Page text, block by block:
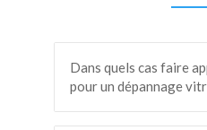
Dans quels cas faire
pour un dépannage